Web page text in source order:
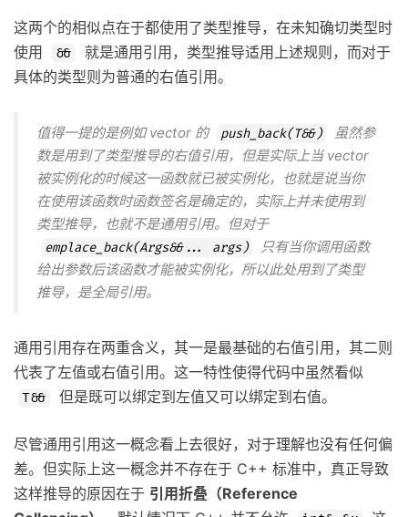
这两个的相似点在于都使用了类型推导，在未知确切类型时
使用
&&
就是通用引用，类型推导适用上述规则，而对于
具体的类型则为普通的右值引用。
值得一提的是例如 vector 的 push_back(T&&)
虽然参
数是用到了类型推导的右值引用，但是实际上当 vector
被实例化的时候这一函数就已被实例化，也就是说当你
在使用该函数时函数签名是确定的，实际上并未使用到
类型推导，也就不是通用引用。但对于
emplace_back(Args&&... args)
只有当你调用函数
给出参数后该函数才能被实例化，所以此处用到了类型
推导，是全局引用。
通用引用存在两重含义，其一是最基础的右值引用，其二则
代表了左值或右值引用。这一特性使得代码中虽然看似
T&& 但是既可以绑定到左值又可以绑定到右值。
尽管通用引用这一概念看上去很好，对于理解也没有任何偏
差。但实际上这一概念并不存在于 C++ 标准中，真正导致
这样推导的原因在于 引用折叠（Reference